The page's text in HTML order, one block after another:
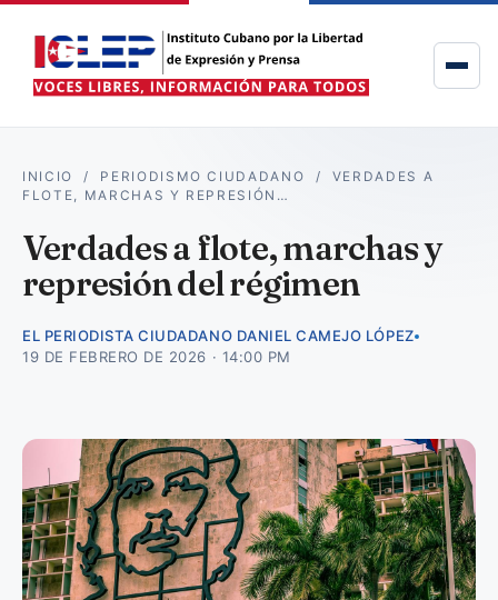
INICIO / PERIODISMO CIUDADANO / VERDADES A
FLOTE, MARCHAS Y REPRESIÓN…
Verdades a flote, marchas y
represión del régimen
EL PERIODISTA CIUDADANO DANIEL CAMEJO LÓPEZ
19 DE FEBRERO DE 2026 · 14:00 PM